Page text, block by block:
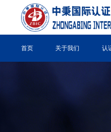
首页 关于我们 认